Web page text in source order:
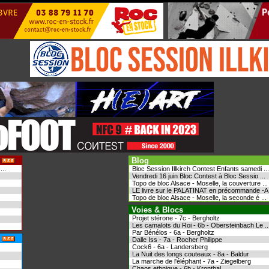
Blog
Bloc Session Illkirch Contest Enfants samedi ...
Vendredi 16 juin Bloc Contest à Bloc Sessio ...
Topo de bloc Alsace - Moselle, la couverture ...
LE livre sur le PALATINAT en précommande -A
Topo de bloc Alsace - Moselle, la seconde é ...
Voies & Blocs
Projet stérone - 7c - Bergholtz
Les camalots du Roi - 6b - Obersteinbach Le
Par Bénélos - 6a - Bergholtz
Dalle Iss - 7a - Rocher Philippe
Cock6 - 6a - Landersberg
La Nuit des longs couteaux - 8a - Baldur
La marche de l'éléphant - 7a - Ziegelberg